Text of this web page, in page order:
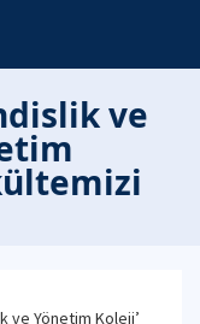
ve
ve Yönetim Koleji’